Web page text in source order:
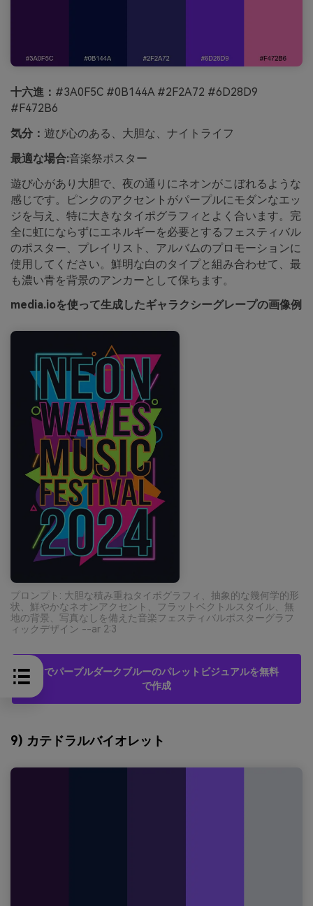
十六進： #3A0F5C #0B144A #2F2A72 #6D28D9
#F472B6
気分： 遊び心のある、大胆な、ナイトライフ
最適な場合:音楽祭ポスター
遊び心があり大胆で、夜の通りにネオンがこぼれるような
感じです。ピンクのアクセントがパープルにモダンなエッ
ジを与え、特に大きなタイポグラフィとよく合います。完
全に虹にならずにエネルギーを必要とするフェスティバル
のポスター、プレイリスト、アルバムのプロモーションに
使用してください。鮮明な白のタイプと組み合わせて、最
も濃い青を背景のアンカーとして保ちます。
media.ioを使って生成したギャラクシーグレープの画像例
プロンプト: 大胆な積み重ねタイポグラフィ、抽象的な幾何学的形
状、鮮やかなネオンアクセント、フラットベクトルスタイル、無
地の背景、写真なしを備えた音楽フェスティバルポスターグラフ
ィックデザイン --ar 2:3
AIでパープルダークブルーのパレットビジュアルを無料
で作成
9) カテドラルバイオレット